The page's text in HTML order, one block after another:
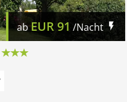
abEUR91 /Nacht